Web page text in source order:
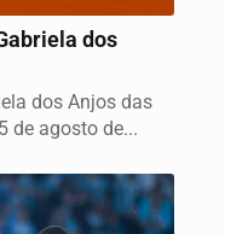
dos
dos Anjos das
de agosto de...